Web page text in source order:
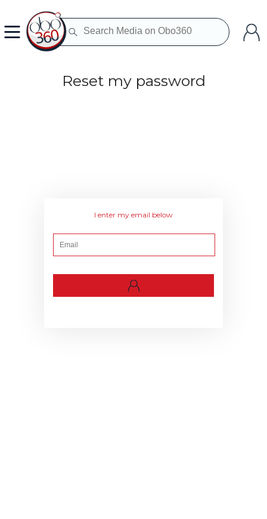
Reset my password
I enter my email below